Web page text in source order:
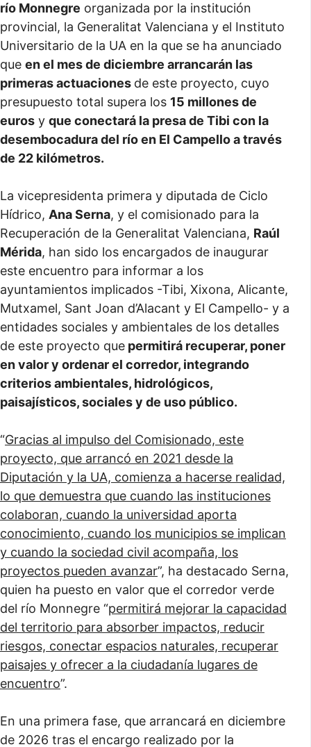
río Monnegre organizada por la institución
provincial, la Generalitat Valenciana y el Instituto
Universitario de la UA en la que se ha anunciado
que en el mes de diciembre arrancarán las
primeras actuaciones de este proyecto, cuyo
presupuesto total supera los 15 millones de
euros y que conectará la presa de Tibi con la
desembocadura del río en El Campello a través
de 22 kilómetros.
La vicepresidenta primera y diputada de Ciclo
Hídrico, Ana Serna, y el comisionado para la
Recuperación de la Generalitat Valenciana, Raúl
Mérida, han sido los encargados de inaugurar
este encuentro para informar a los
ayuntamientos implicados -Tibi, Xixona, Alicante,
Mutxamel, Sant Joan d’Alacant y El Campello- y a
entidades sociales y ambientales de los detalles
de este proyecto que permitirá recuperar, poner
en valor y ordenar el corredor, integrando
criterios ambientales, hidrológicos,
paisajísticos, sociales y de uso público.
“Gracias al impulso del Comisionado, este
proyecto, que arrancó en 2021 desde la
Diputación y la UA, comienza a hacerse realidad,
lo que demuestra que cuando las instituciones
colaboran, cuando la universidad aporta
conocimiento, cuando los municipios se implican
y cuando la sociedad civil acompaña, los
proyectos pueden avanzar”, ha destacado Serna,
quien ha puesto en valor que el corredor verde
del río Monnegre “permitirá mejorar la capacidad
del territorio para absorber impactos, reducir
riesgos, conectar espacios naturales, recuperar
paisajes y ofrecer a la ciudadanía lugares de
encuentro”.
En una primera fase, que arrancará en diciembre
de 2026 tras el encargo realizado por la